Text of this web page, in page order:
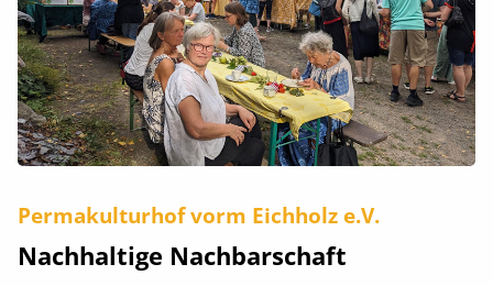
Permakulturhof vorm Eichholz e.V.
Nachhaltige Nachbarschaft